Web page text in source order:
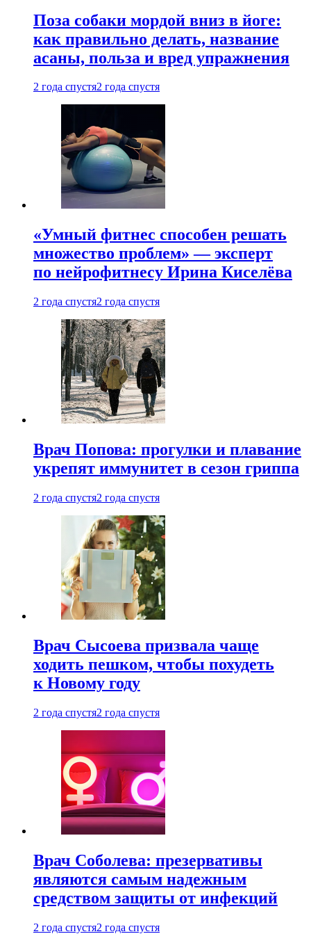
Поза собаки мордой вниз в йоге:
как правильно делать, название
асаны, польза и вред упражнения
2 года спустя2 года спустя
«Умный фитнес способен решать
множество проблем» — эксперт
по нейрофитнесу Ирина Киселёва
2 года спустя2 года спустя
Врач Попова: прогулки и плавание
укрепят иммунитет в сезон гриппа
2 года спустя2 года спустя
Врач Сысоева призвала чаще
ходить пешком, чтобы похудеть
к Новому году
2 года спустя2 года спустя
Врач Соболева: презервативы
являются самым надежным
средством защиты от инфекций
2 года спустя2 года спустя